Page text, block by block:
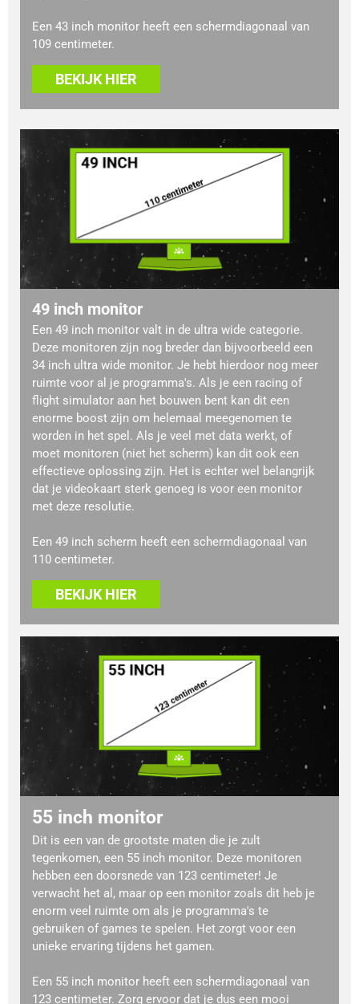
Een 43 inch monitor heeft een schermdiagonaal van
109 centimeter.
BEKIJK HIER
49 inch monitor
Een 49 inch monitor valt in de ultra wide categorie.
Deze monitoren zijn nog breder dan bijvoorbeeld een
34 inch ultra wide monitor. Je hebt hierdoor nog meer
ruimte voor al je programma's. Als je een racing of
flight simulator aan het bouwen bent kan dit een
enorme boost zijn om helemaal meegenomen te
worden in het spel. Als je veel met data werkt, of
moet monitoren (niet het scherm) kan dit ook een
effectieve oplossing zijn. Het is echter wel belangrijk
dat je videokaart sterk genoeg is voor een monitor
met deze resolutie.
Een 49 inch scherm heeft een schermdiagonaal van
110 centimeter.
BEKIJK HIER
55 inch monitor
Dit is een van de grootste maten die je zult
tegenkomen, een 55 inch monitor. Deze monitoren
hebben een doorsnede van 123 centimeter! Je
verwacht het al, maar op een monitor zoals dit heb je
enorm veel ruimte om als je programma's te
gebruiken of games te spelen. Het zorgt voor een
unieke ervaring tijdens het gamen.
Een 55 inch monitor heeft een schermdiagonaal van
123 centimeter. Zorg ervoor dat je dus een mooi